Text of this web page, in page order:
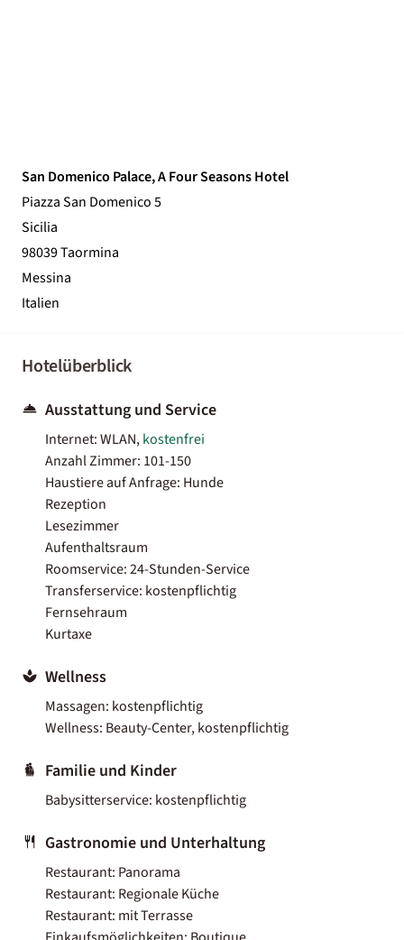
San Domenico Palace, A Four Seasons Hotel
Piazza San Domenico 5
Sicilia
98039 Taormina
Messina
Italien
Hotelüberblick
Ausstattung und Service
Internet: WLAN,kostenfrei
Anzahl Zimmer: 101-150
Haustiere auf Anfrage: Hunde
Rezeption
Lesezimmer
Aufenthaltsraum
Roomservice: 24-Stunden-Service
Transferservice: kostenpflichtig
Fernsehraum
Kurtaxe
Wellness
Massagen: kostenpflichtig
Wellness: Beauty-Center, kostenpflichtig
Familie und Kinder
Babysitterservice: kostenpflichtig
Gastronomie und Unterhaltung
Restaurant: Panorama
Restaurant: Regionale Küche
Restaurant: mit Terrasse